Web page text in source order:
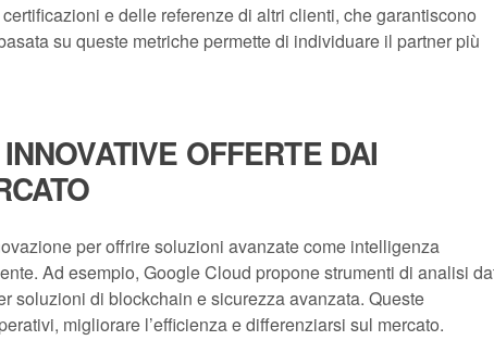
e delle referenze di altri clienti, che garantiscono
su queste metriche permette di individuare il partner più
OFFERTE DAI
per offrire soluzioni avanzate come intelligenza
Ad esempio, Google Cloud propone strumenti di analisi
soluzioni di blockchain e sicurezza avanzata. Queste
migliorare l’efficienza e differenziarsi sul mercato.